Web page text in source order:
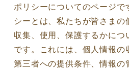
ポリシーについてのページで
シーとは、私たちが皆さま
収集、使用、保護するかにつ
です。これには、個人情報の
第三者への提供条件、情報